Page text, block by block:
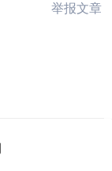
举报文章